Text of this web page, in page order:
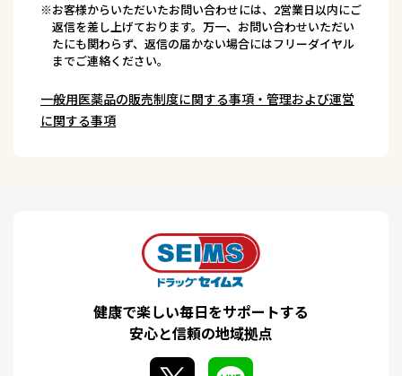
※お客様からいただいたお問い合わせには、2営業日以内にご
返信を差し上げております。万一、お問い合わせいただい
たにも関わらず、返信の届かない場合にはフリーダイヤル
までご連絡ください。
一般用医薬品の販売制度に関する事項・管理および運営
に関する事項
健康で楽しい毎日をサポートする
安心と信頼の地域拠点